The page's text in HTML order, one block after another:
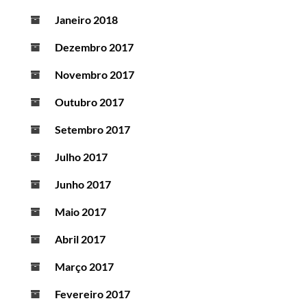
Janeiro 2018
Dezembro 2017
Novembro 2017
Outubro 2017
Setembro 2017
Julho 2017
Junho 2017
Maio 2017
Abril 2017
Março 2017
Fevereiro 2017